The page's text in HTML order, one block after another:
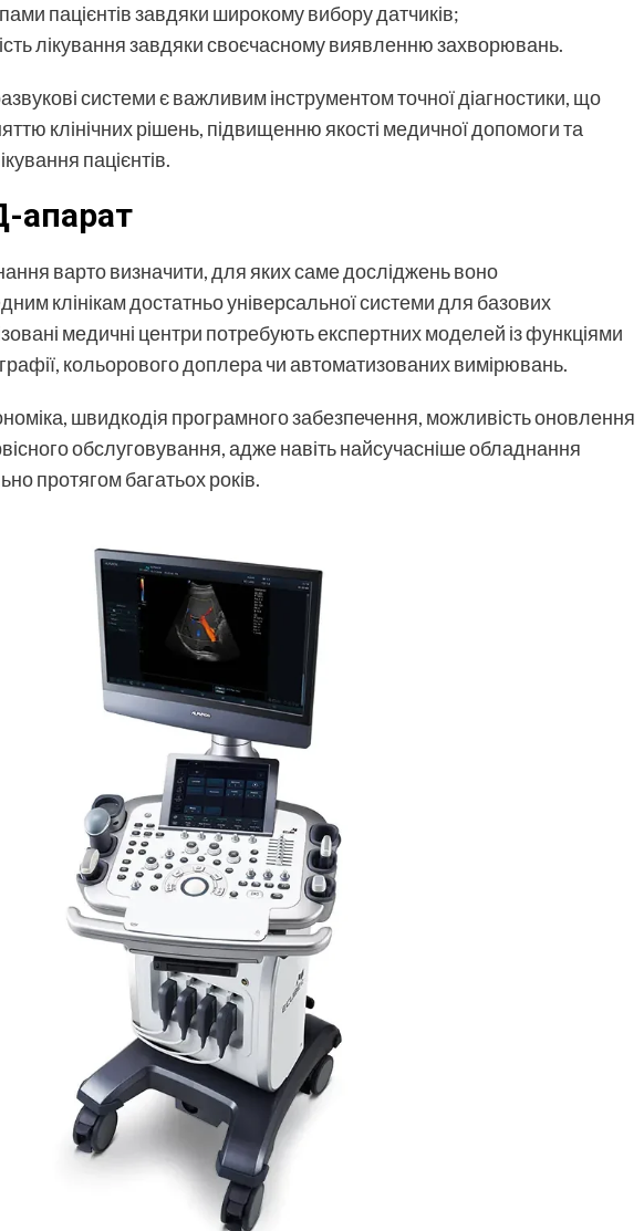
пацієнтів завдяки широкому вибору датчиків;
лікування завдяки своєчасному виявленню захворювань.
системи є важливим інструментом точної діагностики, що
клінічних рішень, підвищенню якості медичної допомоги та
пацієнтів.
апарат
варто визначити, для яких саме досліджень воно
клінікам достатньо універсальної системи для базових
медичні центри потребують експертних моделей із функціями
кольорового доплера чи автоматизованих вимірювань.
швидкодія програмного забезпечення, можливість оновлення
обслуговування, адже навіть найсучасніше обладнання
протягом багатьох років.